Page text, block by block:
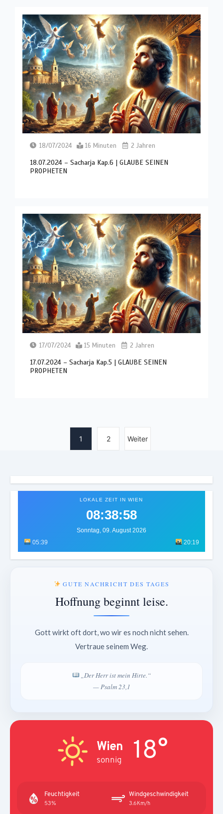
18/07/2024 16 Minuten 2 Jahren
18.07.2024 – Sacharja Kap.6 | GLAUBE SEINEN
PROPHETEN
17/07/2024 15 Minuten 2 Jahren
17.07.2024 – Sacharja Kap.5 | GLAUBE SEINEN
PROPHETEN
1 2 Weiter
LOKALE ZEIT IN WIEN
08:39:02
Sonntag, 09. August 2026
05:39
20:19
GUTE NACHRICHT DES TAGES
Hoffnung beginnt leise.
Gott wirkt oft dort, wo wir es noch nicht sehen.
Vertraue seinem Weg.
„Der Herr ist mein Hirte.“
— Psalm 23,1
Wien
sonnig 18°
Feuchtigkeit
53%
Windgeschwindigkeit
3.6Km/h